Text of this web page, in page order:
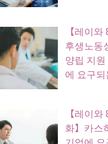
【레이
후생노동
양립 지원
에 요구
【레이
화】카스